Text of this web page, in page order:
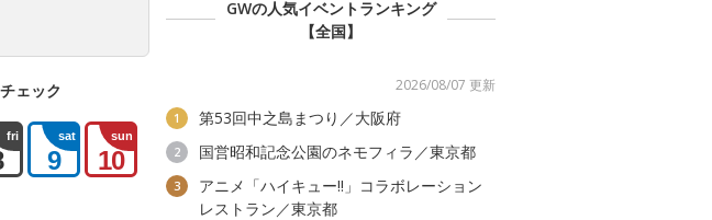
ェック
fri sat
9
sun
10
GWの人気イベントランキング
【全国】
2026/08/07 更新
1 第53回中之島まつり／大阪府
2 国営昭和記念公園のネモフィラ／東京都
3
アニメ「ハイキュー!!」コラボレーション
レストラン／東京都